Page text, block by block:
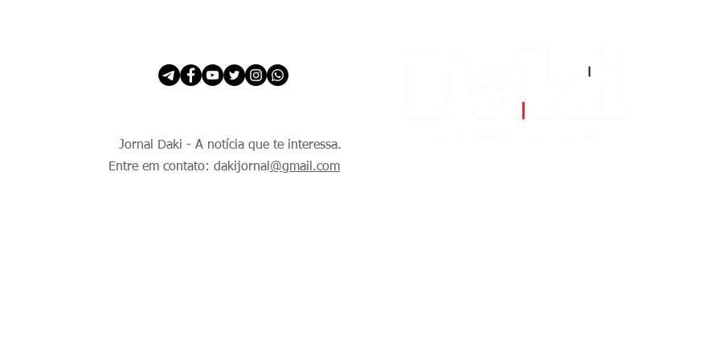
Jornal Daki - A notícia que te interessa.
Entre em contato: dakijornal @gmail.com